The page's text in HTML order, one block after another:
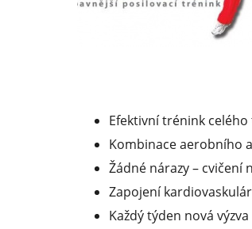
Efektivní trénink
Kombinace aerobního
Žádné nárazy – cvičení
Zapojení
Každý týden nová